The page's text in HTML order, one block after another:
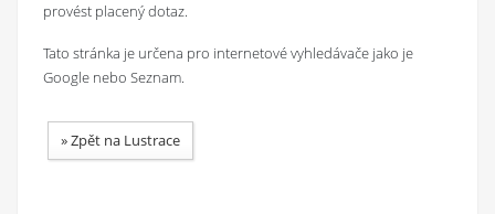
provést placený dotaz.
Tato stránka je určena pro internetové vyhledávače jako je
Google nebo Seznam.
»Zpět na Lustrace